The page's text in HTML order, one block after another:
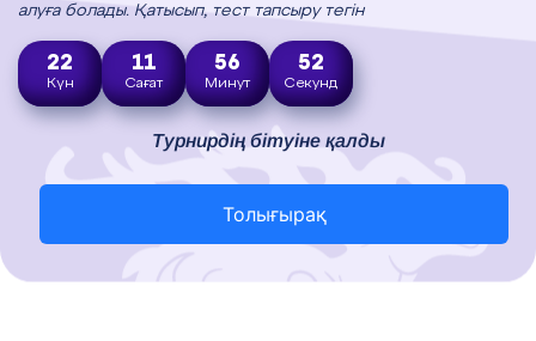
алуға болады. Қатысып, тест тапсыру тегін
22
Күн
11
Сағат
56
Минут
51
Секунд
Турнирдің бітуіне қалды
Толығырақ